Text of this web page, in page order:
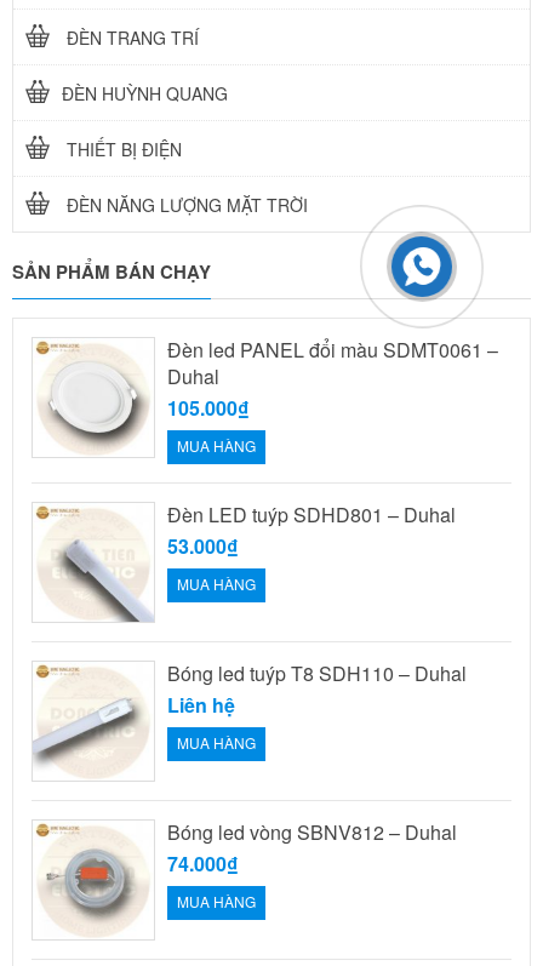
ĐÈN TRANG TRÍ
ĐÈN HUỲNH QUANG
THIẾT BỊ ĐIỆN
ĐÈN NĂNG LƯỢNG MẶT TRỜI
SẢN PHẨM BÁN CHẠY
Đèn led PANEL đổi màu SDMT0061 –
Duhal
105.000₫
MUA HÀNG
Đèn LED tuýp SDHD801 – Duhal
53.000₫
MUA HÀNG
Bóng led tuýp T8 SDH110 – Duhal
Liên hệ
MUA HÀNG
Bóng led vòng SBNV812 – Duhal
74.000₫
MUA HÀNG